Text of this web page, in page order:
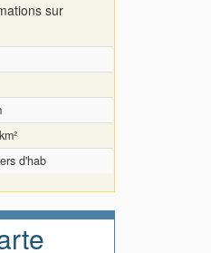
sur
d'hab